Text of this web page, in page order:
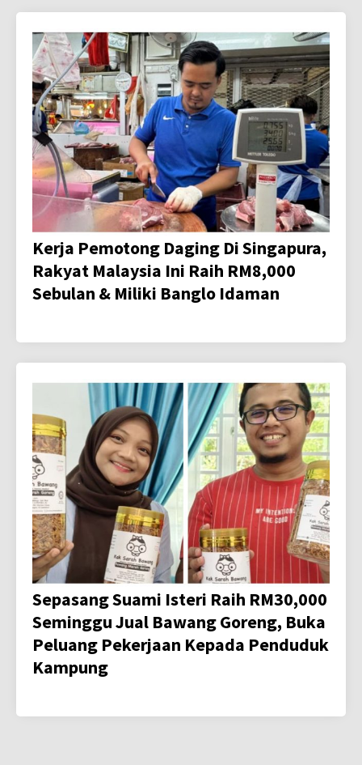
Kerja Pemotong Daging Di Singapura,
Rakyat Malaysia Ini Raih RM8,000
Sebulan & Miliki Banglo Idaman
Sepasang Suami Isteri Raih RM30,000
Seminggu Jual Bawang Goreng, Buka
Peluang Pekerjaan Kepada Penduduk
Kampung